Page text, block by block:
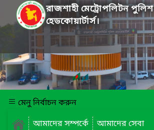
রাজশাহী মেট্রোপলিটন পুলিশ
হেডকোয়ার্টার্স।
মেনু নির্বাচন করুন
আমাদের সম্পর্কে
আমাদের সেবা